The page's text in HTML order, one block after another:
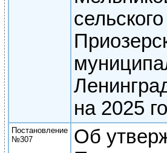
на 2025
Постановление
№307
Об